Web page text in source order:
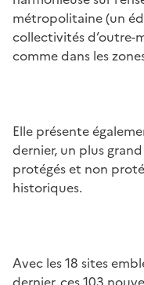
métropolitaine (un
collectivités d’outre-
comme dans les
Elle présente
dernier, un plus
protégés et non
historiques.
Avec les 18 sites